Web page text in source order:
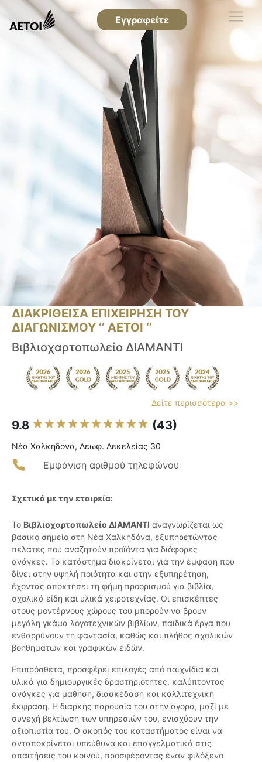
Εγγραφείτε
ΔΙΑΚΡΙΘΕΙΣΑ ΕΠΙΧΕΙΡΗΣΗ ΤΟΥ
ΔΙΑΓΩΝΙΣΜΟΥ ‘’ ΑΕΤΟΙ ‘’
Βιβλιοχαρτοπωλείο ΔΙΑΜΑΝΤΙ
Δείτε περισσότερα >>
9.8 (43)
Νέα Χαλκηδόνα, Λεωφ. Δεκελείας 30
Εμφάνιση αριθμού τηλεφώνου
Σχετικά με την εταιρεία:
Το Βιβλιοχαρτοπωλείο ΔΙΑΜΑΝΤΙ αναγνωρίζεται ως
βασικό σημείο στη Νέα Χαλκηδόνα, εξυπηρετώντας
πελάτες που αναζητούν προϊόντα για διάφορες
ανάγκες. Το κατάστημα διακρίνεται για την έμφαση που
δίνει στην υψηλή ποιότητα και στην εξυπηρέτηση,
έχοντας αποκτήσει τη φήμη προορισμού για βιβλία,
σχολικά είδη και υλικά χειροτεχνίας. Οι επισκέπτες
στους μοντέρνους χώρους του μπορούν να βρουν
μεγάλη γκάμα λογοτεχνικών βιβλίων, παιδικά έργα που
ενθαρρύνουν τη φαντασία, καθώς και πλήθος σχολικών
βοηθημάτων και γραφικών ειδών.
Επιπρόσθετα, προσφέρει επιλογές από παιχνίδια και
υλικά για δημιουργικές δραστηριότητες, καλύπτοντας
ανάγκες για μάθηση, διασκέδαση και καλλιτεχνική
έκφραση. Η διαρκής παρουσία του στην αγορά, μαζί με
συνεχή βελτίωση των υπηρεσιών του, ενισχύουν την
αξιοπιστία του. Ο σκοπός του καταστήματος είναι να
ανταποκρίνεται υπεύθυνα και επαγγελματικά στις
απαιτήσεις του κοινού, προσφέροντας έναν φιλόξενο